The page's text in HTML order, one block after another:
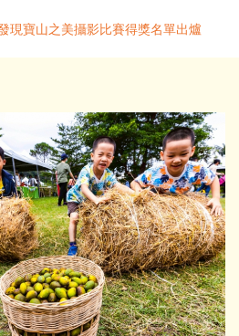
現寶山之美攝影比賽得獎名單出爐